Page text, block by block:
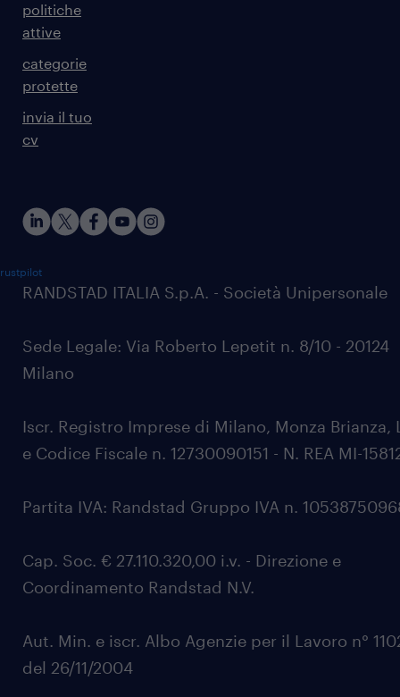
politiche
attive
categorie
protette
invia il tuo
cv
RANDSTAD ITALIA S.p.A. - Società Unipersonale
Sede Legale: Via Roberto Lepetit n. 8/10 - 20124
Milano
Iscr. Registro Imprese di Milano, Monza Brianza,
e Codice Fiscale n. 12730090151 - N. REA MI-
Partita IVA: Randstad Gruppo IVA n.
Cap. Soc. € 27.110.320,00 i.v. - Direzione e
Coordinamento Randstad N.V.
Aut. Min. e iscr. Albo Agenzie per il Lavoro n°
del 26/11/2004